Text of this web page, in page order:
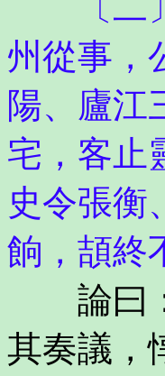
州從事，
陽、廬江
宅，客止
史令張衡
餉，頡終
論曰：
其奏議，